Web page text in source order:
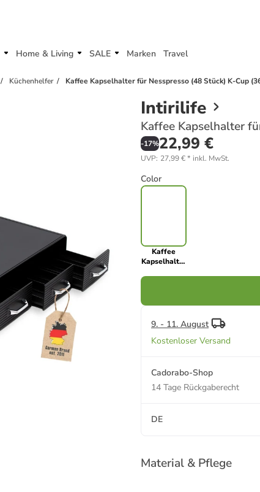
Home & Living SALE Marken Travel
Küchenhelfer Kaffee Kapselhalter für Nesspresso (48 Stück) K-Cup
Intirilife
Kaffee Kapselhalter
-17%22,99 €
UVP: 27,99 €* inkl. MwSt.
Color
Kaffee
Kapselhalter
Schwarz
9. - 11. August
Kostenloser Versand
Cadorabo-Shop
14 Tage Rückgaberecht
DE
Material & Pflege